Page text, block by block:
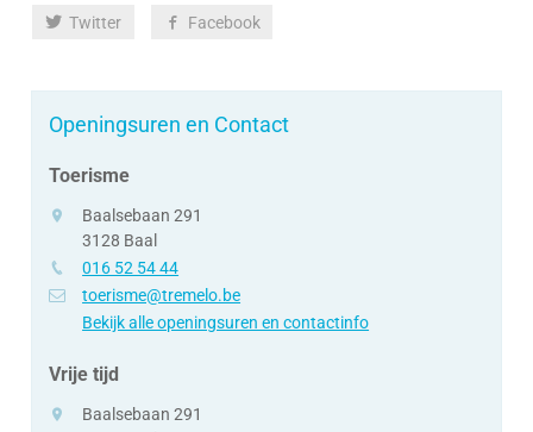
deze
Twitter Facebook
Openingsuren en Contact
Toerisme
adresBaalsebaan 291
3128 Baal
tel.
016 52 54 44
e-
toerisme@tremelo.be
Bekijk alle openingsuren en contactinfo
Vrije tijd
adresBaalsebaan 291